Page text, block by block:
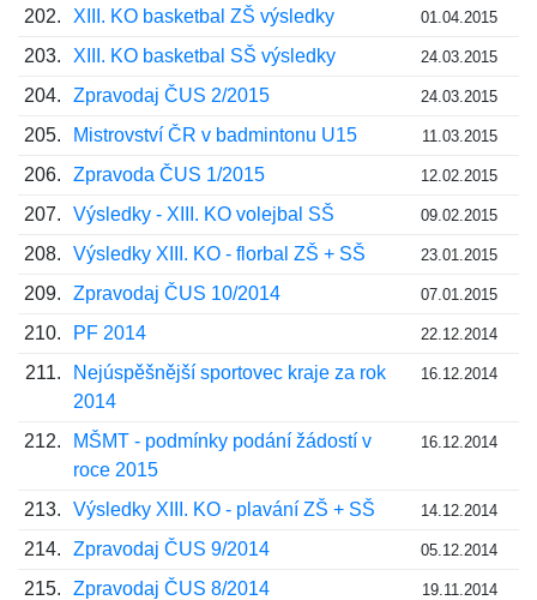
202. XIII. KO basketbal ZŠ výsledky 01.04.2015
203. XIII. KO basketbal SŠ výsledky 24.03.2015
204. Zpravodaj ČUS 2/2015 24.03.2015
205. Mistrovství ČR v badmintonu U15 11.03.2015
206. Zpravoda ČUS 1/2015 12.02.2015
207. Výsledky - XIII. KO volejbal SŠ 09.02.2015
208. Výsledky XIII. KO - florbal ZŠ + SŠ 23.01.2015
209. Zpravodaj ČUS 10/2014 07.01.2015
210. PF 2014 22.12.2014
211.
Nejúspěšnější sportovec kraje za rok
2014
16.12.2014
212.
MŠMT - podmínky podání žádostí v
roce 2015
16.12.2014
213. Výsledky XIII. KO - plavání ZŠ + SŠ 14.12.2014
214. Zpravodaj ČUS 9/2014 05.12.2014
215. Zpravodaj ČUS 8/2014 19.11.2014